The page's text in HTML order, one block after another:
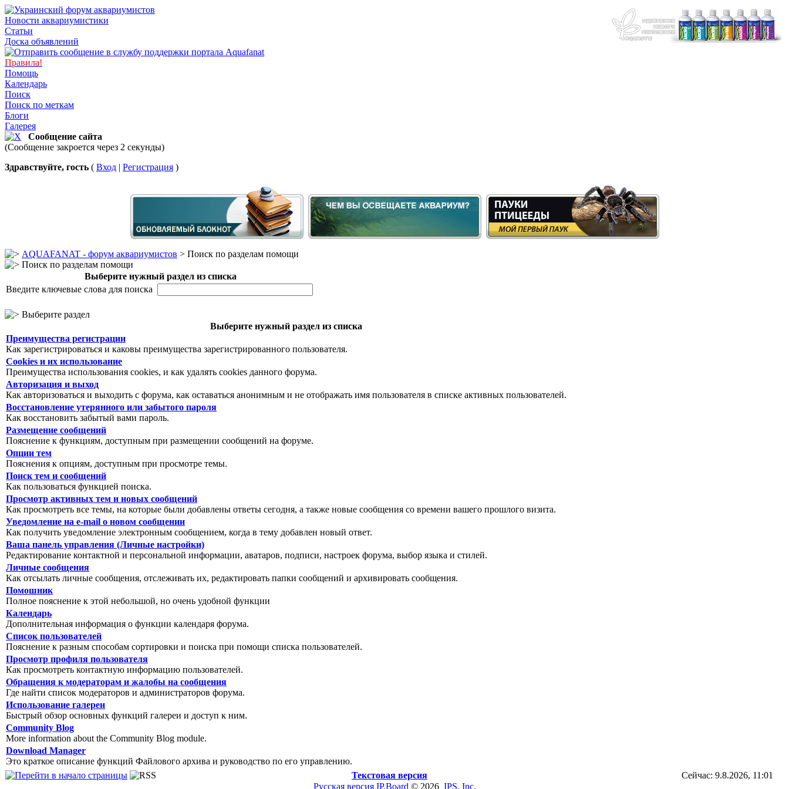
Новости аквариумистики
Статьи
Доска объявлений
Правила!
Помощь
Календарь
Поиск
Поиск по меткам
Блоги
Галерея
Сообщение сайта
(Сообщение закроется через 2 секунды)
Здравствуйте, гость ( Вход | Регистрация )
AQUAFANAT - форум аквариумистов > Поиск по разделам помощи
Поиск по разделам помощи
Выберите нужный раздел из списка
Введите ключевые слова для поиска
Выберите раздел
Выберите нужный раздел из списка
Преимущества регистрации
Как зарегистрироваться и каковы преимущества зарегистрированного пользователя.
Cookies и их использование
Преимущества использования cookies, и как удалять cookies данного форума.
Авторизация и выход
Как авторизоваться и выходить с форума, как оставаться анонимным и не отображать имя пользователя в списке активных пользователей.
Восстановление утерянного или забытого пароля
Как восстановить забытый вами пароль.
Размещение сообщений
Пояснение к функциям, доступным при размещении сообщений на форуме.
Опции тем
Пояснения к опциям, доступным при просмотре темы.
Поиск тем и сообщений
Как пользоваться функцией поиска.
Просмотр активных тем и новых сообщений
Как просмотреть все темы, на которые были добавлены ответы сегодня, а также новые сообщения со времени вашего прошлого визита.
Уведомление на е-mail о новом сообщении
Как получить уведомление электронным сообщением, когда в тему добавлен новый ответ.
Ваша панель управления (Личные настройки)
Редактирование контактной и персональной информации, аватаров, подписи, настроек форума, выбор языка и стилей.
Личные сообщения
Как отсылать личные сообщения, отслеживать их, редактировать папки сообщений и архивировать сообщения.
Помошник
Полное пояснение к этой небольшой, но очень удобной функции
Календарь
Дополнительная информация о функции календаря форума.
Список пользователей
Пояснение к разным способам сортировки и поиска при помощи списка пользователей.
Просмотр профиля пользователя
Как просмотреть контактную информацию пользователей.
Обращения к модераторам и жалобы на сообщения
Где найти список модераторов и администраторов форума.
Использование галереи
Быстрый обзор основных функций галереи и доступ к ним.
Community Blog
More information about the Community Blog module.
Download Manager
Это краткое описание функций Файлового архива и руководство по его управлению.
Текстовая версия
Сейчас: 9.8.2026, 11:01
Русская версия IP.Board © 2026 IPS, Inc.